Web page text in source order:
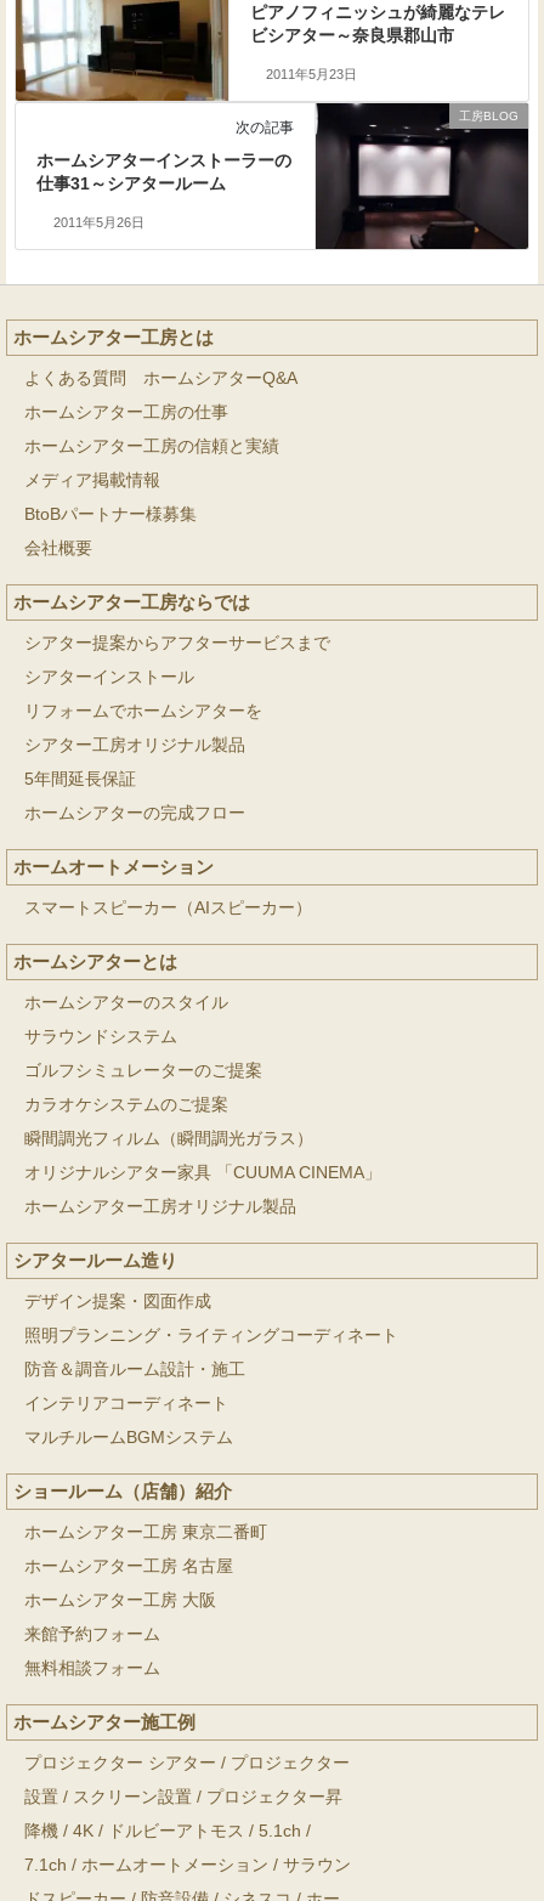
ピアノフィニッシュが綺麗なテレ
ビシアター～奈良県郡山市
2011年5月23日
工房BLOG
次の記事
ホームシアターインストーラーの
仕事31～シアタールーム
2011年5月26日
ホームシアター工房とは
よくある質問 ホームシアターQ&A
ホームシアター工房の仕事
ホームシアター工房の信頼と実績
メディア掲載情報
BtoBパートナー様募集
会社概要
ホームシアター工房ならでは
シアター提案からアフターサービスまで
シアターインストール
リフォームでホームシアターを
シアター工房オリジナル製品
5年間延長保証
ホームシアターの完成フロー
ホームオートメーション
スマートスピーカー（AIスピーカー）
ホームシアターとは
ホームシアターのスタイル
サラウンドシステム
ゴルフシミュレーターのご提案
カラオケシステムのご提案
瞬間調光フィルム（瞬間調光ガラス）
オリジナルシアター家具 「CUUMA CINEMA」
ホームシアター工房オリジナル製品
シアタールーム造り
デザイン提案・図面作成
照明プランニング・ライティングコーディネート
防音＆調音ルーム設計・施工
インテリアコーディネート
マルチルームBGMシステム
ショールーム（店舗）紹介
ホームシアター工房 東京二番町
ホームシアター工房 名古屋
ホームシアター工房 大阪
来館予約フォーム
無料相談フォーム
ホームシアター施工例
プロジェクター シアター / プロジェクター
設置 / スクリーン設置 / プロジェクター昇
降機 / 4K / ドルビーアトモス / 5.1ch /
7.1ch / ホームオートメーション / サラウン